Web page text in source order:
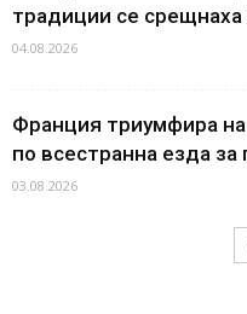
традиции се
04.08.2026
Франция триумфира
по всестранна езда за
03.08.2026